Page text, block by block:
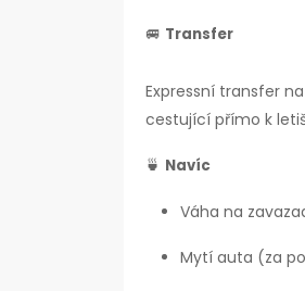
🚐 Transfer
Expressní transfer
cestující přímo k
🍵 Navíc
Váha na
Mytí auta (za